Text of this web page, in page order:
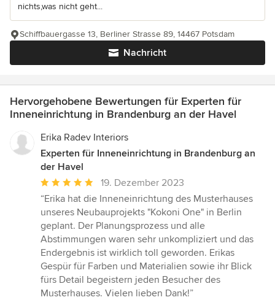
nichts,was nicht geht...
Nachricht
Schiffbauergasse 13, Berliner Strasse 89, 14467 Potsdam
Hervorgehobene Bewertungen für Experten für
Inneneinrichtung in Brandenburg an der Havel
Erika Radev Interiors
Experten für Inneneinrichtung in Brandenburg an
der Havel
Durchschnittliche
Bewertung:
5
von
5
Sternen
19. Dezember 2023
“Erika hat die Inneneinrichtung des Musterhauses
unseres Neubauprojekts "Kokoni One" in Berlin
geplant. Der Planungsprozess und alle
Abstimmungen waren sehr unkompliziert und das
Endergebnis ist wirklich toll geworden. Erikas
Gespür für Farben und Materialien sowie ihr Blick
fürs Detail begeistern jeden Besucher des
Musterhauses. Vielen lieben Dank!”